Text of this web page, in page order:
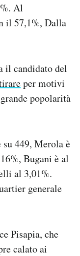
Al
il 57,1%, Dalla
il candidato del
per motivi
popolarità
449, Merola è
Bugani è al
al 3,01%.
generale
Pisapia, che
calato ai